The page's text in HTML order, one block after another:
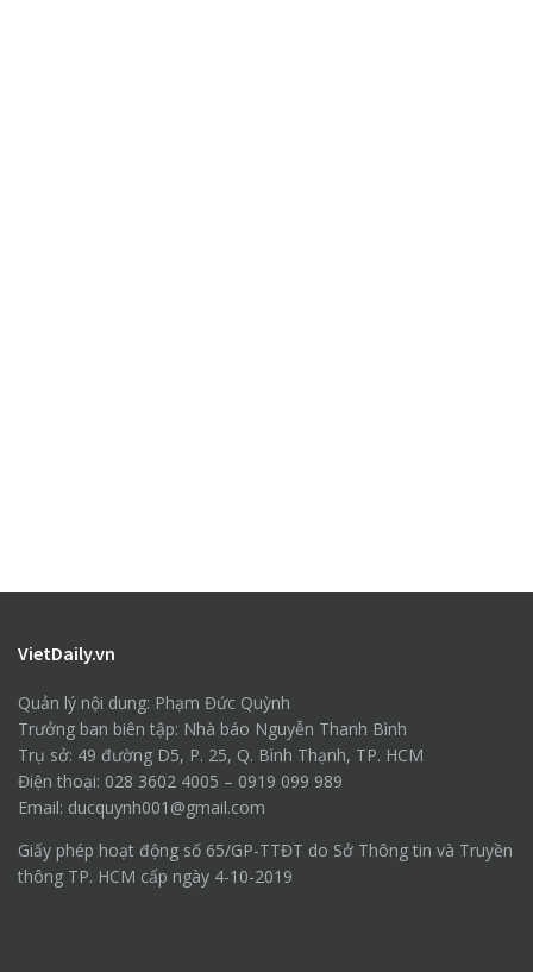
VietDaily.vn
Quản lý nội dung: Phạm Đức Quỳnh
Trưởng ban biên tập: Nhà báo Nguyễn Thanh Bình
Trụ sở: 49 đường D5, P. 25, Q. Bình Thạnh, TP. HCM
Điện thoại: 028 3602 4005 – 0919 099 989
Email: ducquynh001@gmail.com
Giấy phép hoạt động số 65/GP-TTĐT do Sở Thông tin và Truyền
thông TP. HCM cấp ngày 4-10-2019